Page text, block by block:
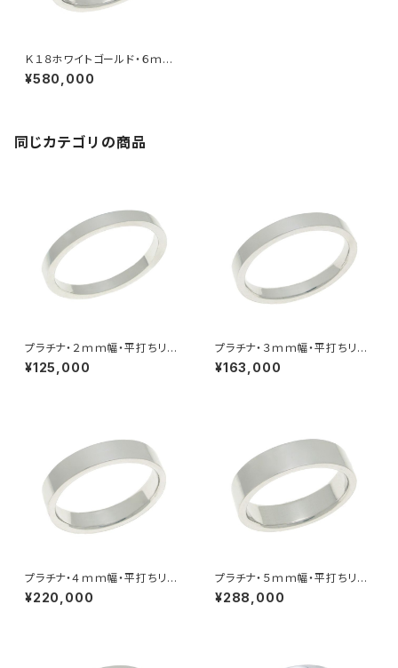
Ｋ１８ホワイトゴールド・６ｍｍ
幅・平打ちリング
¥580,000
同じカテゴリの商品
プラチナ・２ｍｍ幅・平打ちリン
グ
¥125,000
プラチナ・３ｍｍ幅・平打ちリン
グ
¥163,000
プラチナ・４ｍｍ幅・平打ちリン
グ
¥220,000
プラチナ・５ｍｍ幅・平打ちリン
グ
¥288,000